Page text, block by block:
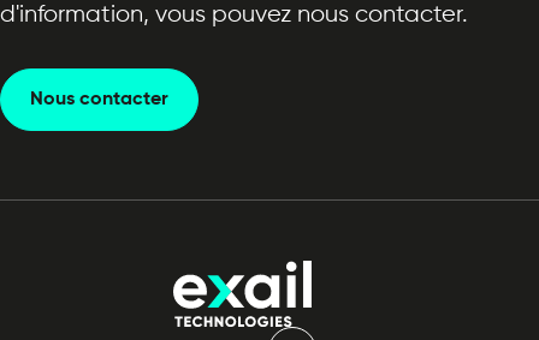
d'information, vous pouvez nous contacter.
Nous contacter